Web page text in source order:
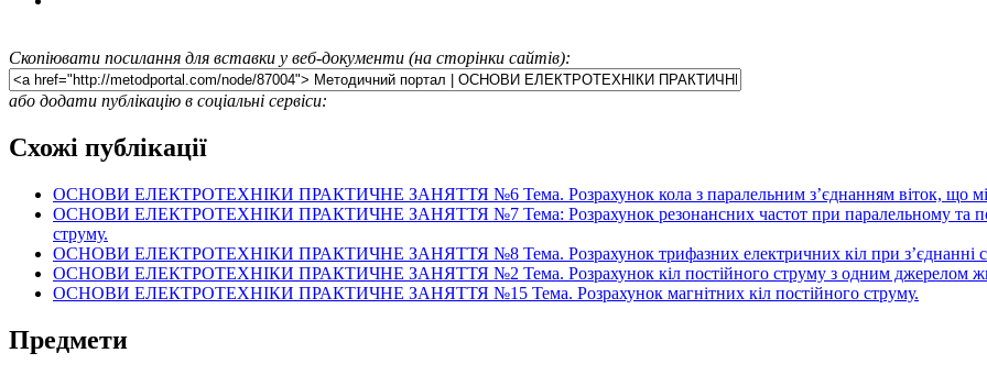
Скопіювати посилання для вставки у веб-документи (на сторінки сайтів):
або додати публікацію в соціальні сервіси:
Схожі публікації
ОСНОВИ ЕЛЕКТРОТЕХНІКИ ПРАКТИЧНЕ ЗАНЯТТЯ №6 Тема. Розрахунок кола з паралельним з’єднанням віток, що
ОСНОВИ ЕЛЕКТРОТЕХНІКИ ПРАКТИЧНЕ ЗАНЯТТЯ №7 Тема: Розрахунок резонансних частот при паралельному та
струму.
ОСНОВИ ЕЛЕКТРОТЕХНІКИ ПРАКТИЧНЕ ЗАНЯТТЯ №8 Тема. Розрахунок трифазних електричних кіл при з’єднанні
ОСНОВИ ЕЛЕКТРОТЕХНІКИ ПРАКТИЧНЕ ЗАНЯТТЯ №2 Тема. Розрахунок кіл постійного струму з одним джерелом
ОСНОВИ ЕЛЕКТРОТЕХНІКИ ПРАКТИЧНЕ ЗАНЯТТЯ №15 Тема. Розрахунок магнітних кіл постійного струму.
Предмети